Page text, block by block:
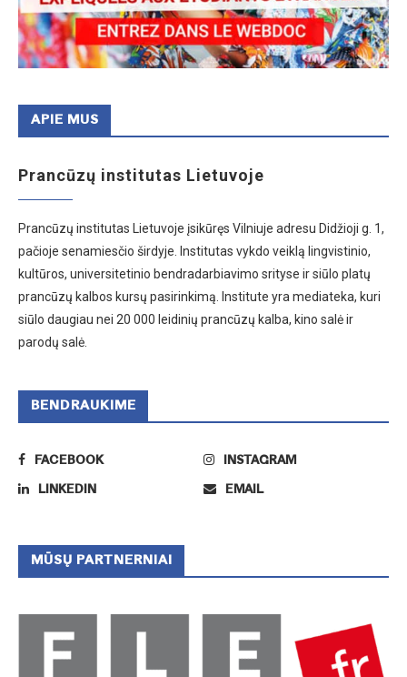
APIE MUS
Prancūzų institutas Lietuvoje
Prancūzų institutas Lietuvoje įsikūręs Vilniuje adresu Didžioji g. 1,
pačioje senamiesčio širdyje. Institutas vykdo veiklą lingvistinio,
kultūros, universitetinio bendradarbiavimo srityse ir siūlo platų
prancūzų kalbos kursų pasirinkimą. Institute yra mediateka, kuri
siūlo daugiau nei 20 000 leidinių prancūzų kalba, kino salė ir
parodų salė.
BENDRAUKIME
FACEBOOK INSTAGRAM
LINKEDIN EMAIL
MŪSŲ PARTNERNIAI